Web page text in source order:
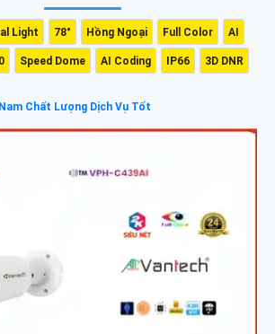
suất tối ưu phù hợp cho các ứng dụng giám sát ngoài
tiết phức tạp.
Light 78° Hồng Ngoại Full Color AI
Speed Dome AI Coding IP66 3D DNR
Chất Lượng Dịch Vụ Tốt